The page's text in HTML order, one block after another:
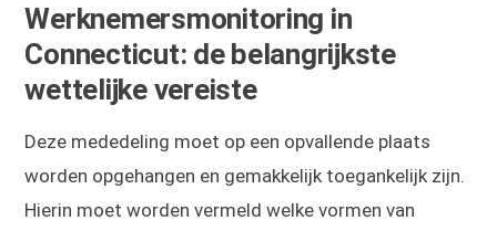
Werknemersmonitoring in
Connecticut: de belangrijkste
wettelijke vereiste
Deze mededeling moet op een opvallende plaats
worden opgehangen en gemakkelijk toegankelijk zijn.
Hierin moet worden vermeld welke vormen van